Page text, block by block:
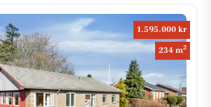
1.595.000 kr
234 m2